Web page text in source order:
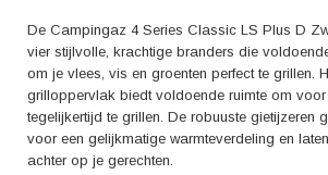
warmteverdeling en de mogelijkheid om grote
kunnen grillen, worden als positieve aspecten
wordt ook de robuuste constructie en het
Kortom, met de Campingaz 4 Series Classic LS
een hoogwaardige gasbarbecue in huis
gerechten kunt grillen. Of je nu gaat kamperen,
De Campingaz 4 Series Classic LS Plus D
vier stijlvolle, krachtige branders die
om je vlees, vis en groenten perfect te grillen.
grilloppervlak biedt voldoende ruimte om
tegelijkertijd te grillen. De robuuste gietijzeren
voor een gelijkmatige warmteverdeling en
achter op je gerechten.